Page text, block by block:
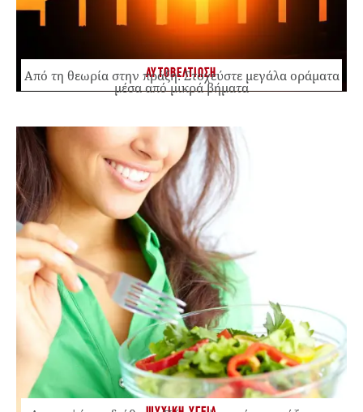
ΑΥΤΟΒΕΛΤΙΩΣΗ
Από τη θεωρία στην πράξη: Στοχεύστε μεγάλα οράματα
μέσα από μικρά βήματα